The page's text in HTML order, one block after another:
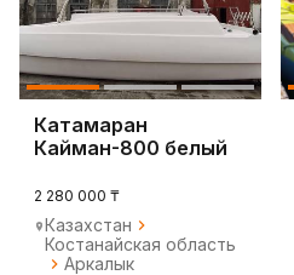
Катамаран
Кайман-800 белый
2 280 000 ₸
Казахстан
Костанайская область
Аркалык